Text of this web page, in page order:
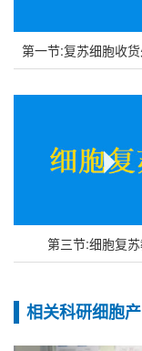
第一节:复苏细胞收
第三节:细胞复
相关科研细胞